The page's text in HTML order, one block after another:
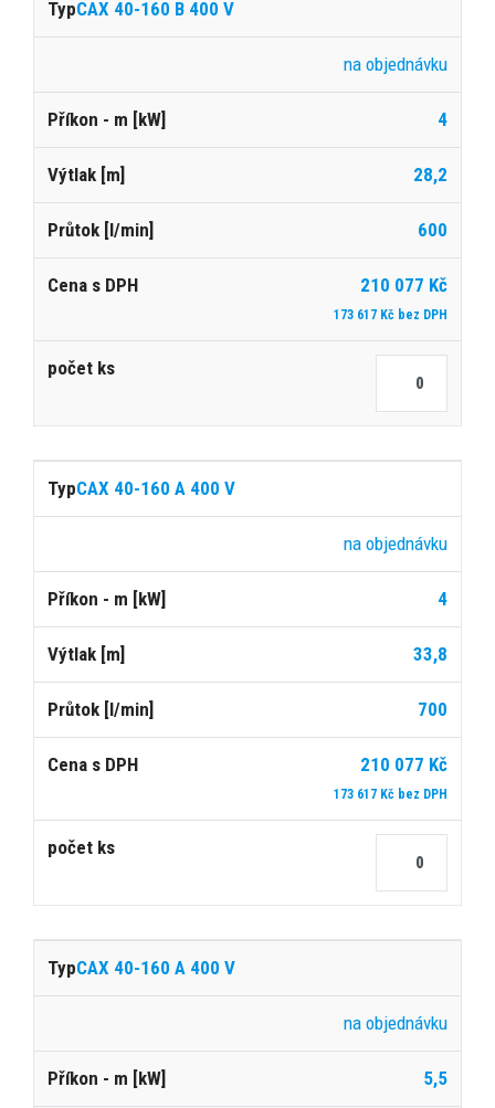
CAX 40-160 B 400 V
na objednávku
4
28,2
600
210 077 Kč
173 617 Kč bez DPH
CAX 40-160 A 400 V
na objednávku
4
33,8
700
210 077 Kč
173 617 Kč bez DPH
CAX 40-160 A 400 V
na objednávku
5,5